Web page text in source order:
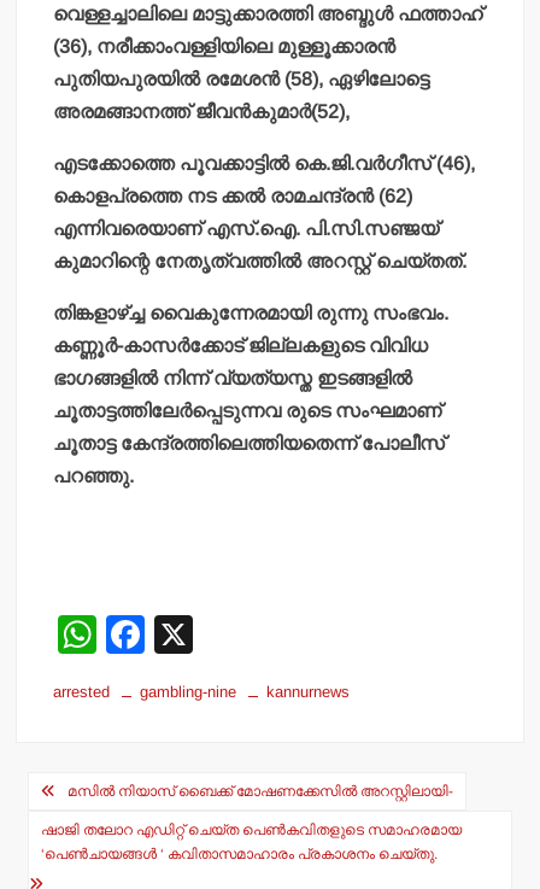
വെള്ളച്ചാലിലെ മാട്ടുക്കാരത്തി അബ്ദുള്‍ ഫത്താഹ്
(36), നരീക്കാംവള്ളിയിലെ മുള്ളൂക്കാരന്‍
പുതിയപുരയില്‍ രമേശന്‍ (58), ഏഴിലോട്ടെ
അരമങ്ങാനത്ത് ജീവന്‍കുമാര്‍(52),
എടക്കോത്തെ പൂവക്കാട്ടില്‍ കെ.ജി.വര്‍ഗീസ് (46),
കൊളപ്രത്തെ നട ക്കല്‍ രാമചന്ദ്രന്‍ (62)
എന്നിവരെയാണ് എസ്.ഐ. പി.സി.സഞ്ജയ്
കുമാറിന്റെ നേതൃത്വത്തില്‍ അറസ്റ്റ് ചെയ്തത്.
തിങ്കളാഴ്ച്ച വൈകുന്നേരമായി രുന്നു സംഭവം.
കണ്ണൂര്‍-കാസര്‍ക്കോട് ജില്ലകളുടെ വിവിധ
ഭാഗങ്ങളില്‍ നിന്ന് വ്യത്യസ്ത ഇടങ്ങളില്‍
ചൂതാട്ടത്തിലേര്‍പ്പെടുന്നവ രുടെ സംഘമാണ്
ചൂതാട്ട കേന്ദ്രത്തിലെത്തിയതെന്ന് പോലീസ്
പറഞ്ഞു.
W
at
A
p
p
F
c
b
o
o
arrested gambling-nine kannurnews
Post
navigation
മസില്‍ നിയാസ് ബൈക്ക് മോഷണക്കേസില്‍ അറസ്റ്റിലായി-
ഷാജി തലോറ എഡിറ്റ് ചെയ്ത പെണ്‍കവിതളുടെ സമാഹരമായ
‘പെണ്‍ചായങ്ങള്‍ ‘ കവിതാസമാഹാരം പ്രകാശനം ചെയ്തു.